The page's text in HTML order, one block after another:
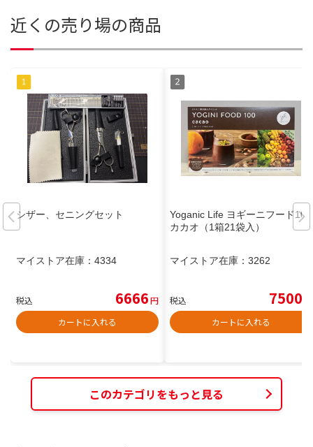
近くの売り場の商品
シザー、セニングセット
マイストア在庫： 4334
税込 6666円
カートに入れる
Yoganic Life ヨギーニフード100
カカオ（1箱21袋入）
マイストア在庫： 3262
税込 7500
カートに入れる
このカテゴリをもっと見る